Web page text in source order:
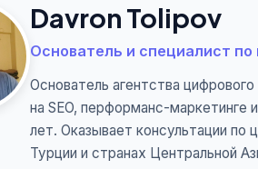
Davron Tolipov
Основатель и специалист
Основатель агентства
на SEO, перформанс-маркетинге
лет. Оказывает консультации по
Турции и странах Центральной